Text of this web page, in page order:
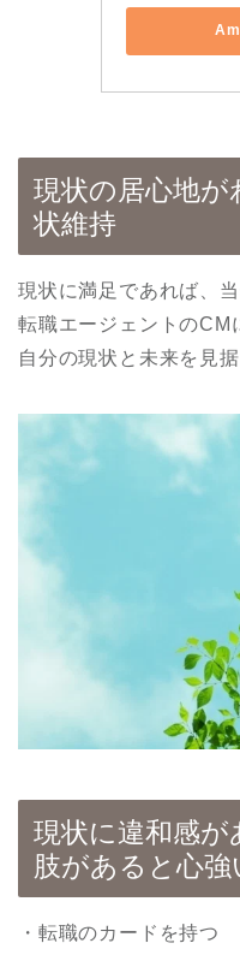
現状の居心地
状維持
現状に満足であれば、
転職エージェントのCM
自分の現状と未来を見
現状に違和感が
肢があると心強
・転職のカードを持つ